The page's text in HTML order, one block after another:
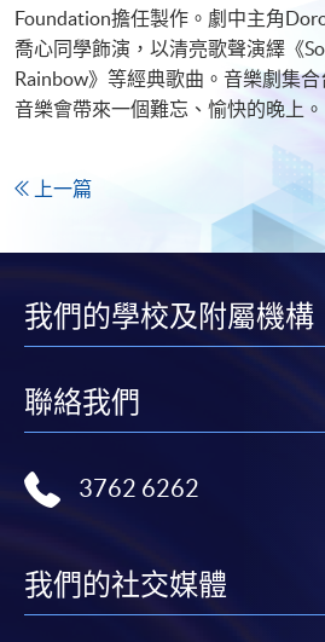
Foundation擔任製作。劇中主角
喬心同學飾演，以清亮歌聲演繹《
Rainbow》等經典歌曲。音樂劇集
音樂會帶來一個難忘、愉快的晚上。
上一篇
我們的學校及附屬機構
聯絡我們
3762 6262
我們的社交媒體